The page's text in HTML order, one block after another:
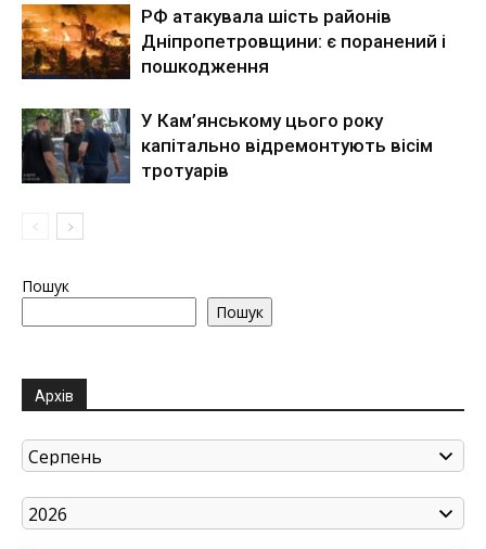
РФ атакувала шість районів
Дніпропетровщини: є поранений і
пошкодження
У Кам’янському цього року
капітально відремонтують вісім
тротуарів
Пошук
Пошук
Архів